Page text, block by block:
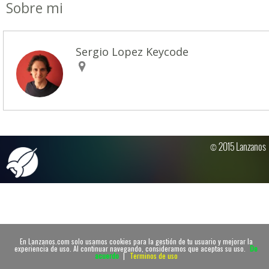
En Lanzanos.com solo usamos cookies para la gestión de tu usuario y mejorar la
experiencia de uso. Al continuar navegando, consideramos que aceptas su uso. De
acuerdo | Terminos de uso
Sobre mi
Sergio Lopez Keycode
© 2015 Lanzanos